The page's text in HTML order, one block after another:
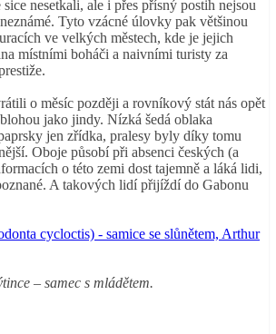
nesetkali, ale i přes přísný postih nejsou
Tyto vzácné úlovky pak většinou
ve velkých městech, kde je jejich
místními boháči a naivními turisty za
o měsíc později a rovníkový stát nás opět
jako jindy. Nízká šedá oblaka
jen zřídka, pralesy byly díky tomu
Oboje působí při absenci českých (a
o této zemi dost tajemně a láká lidi,
A takových lidí přijíždí do Gabonu
– samec s mládětem.